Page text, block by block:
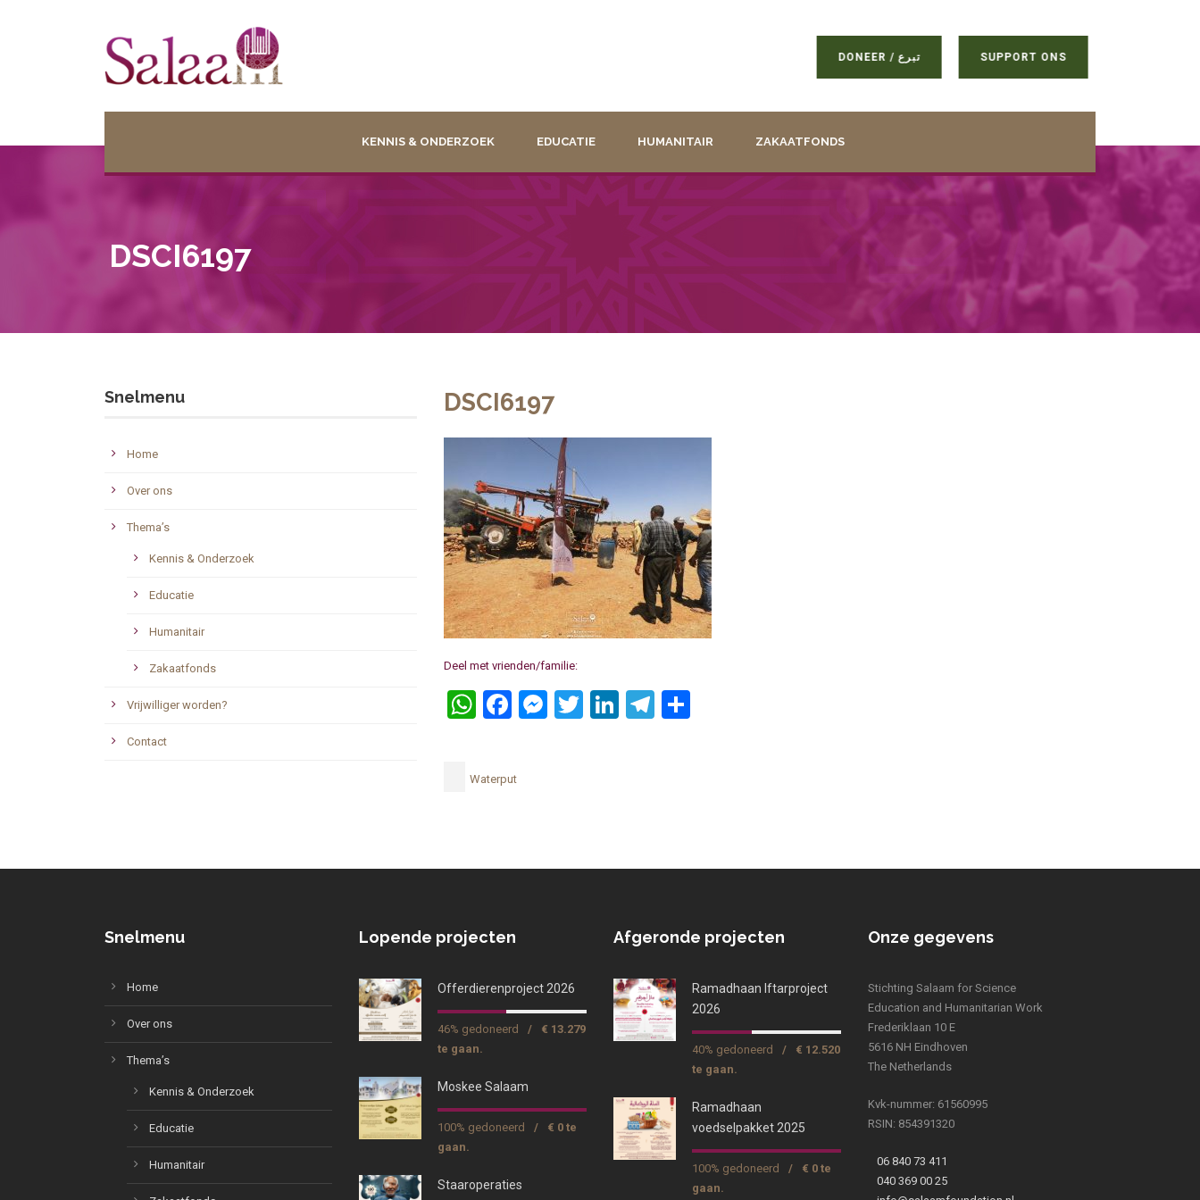
DONEER / تبرع SUPPORT ONS
KENNIS & ONDERZOEK EDUCATIE HUMANITAIR ZAKAATFONDS
DSCI6197
DSCI6197
Deel met vrienden/familie:
WhatsApp
Facebook
Messenger
Twitter
LinkedIn
Telegram
Waterput
Snelmenu
Home
Over ons
Thema’s
Kennis & Onderzoek
Educatie
Humanitair
Zakaatfonds
Vrijwilliger worden?
Contact
Snelmenu
Home
Over ons
Thema’s
Kennis & Onderzoek
Educatie
Humanitair
Lopende projecten
Offerdierenproject 2026
46% gedoneerd /
€ 13.279
te gaan.
Moskee Salaam
100% gedoneerd /
€ 0 te
gaan.
Staaroperaties
Afgeronde projecten
Ramadhaan Iftarproject
2026
40% gedoneerd /
€ 12.520
te gaan.
Ramadhaan
voedselpakket 2025
100% gedoneerd /
€ 0 te
gaan.
Onze gegevens
Stichting Salaam for Science
Education and Humanitarian Work
Frederiklaan 10 E
5616 NH Eindhoven
The Netherlands
Kvk-nummer: 61560995
RSIN: 854391320
06 840 73 411
040 369 00 25